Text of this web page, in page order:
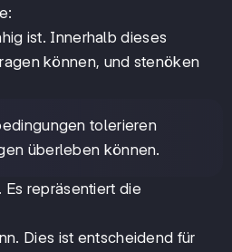
ist. Innerhalb dieses
können, und stenöken
tolerieren
überleben können.
repräsentiert die
Dies ist entscheidend für